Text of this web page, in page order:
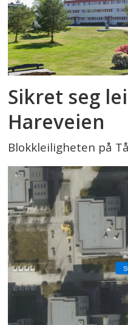
Sikret seg
Hareveien
Blokkleiligheten på